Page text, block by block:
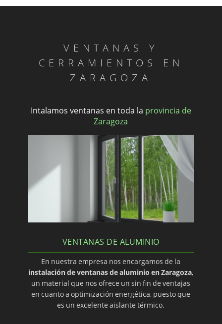
VENTANAS Y
CERRAMIENTOS EN
ZARAGOZA
Intalamos ventanas en toda la provincia de
Zaragoza
VENTANAS DE ALUMINIO
En nuestra empresa nos encargamos de la
instalación de ventanas de aluminio en Zaragoza,
un material que nos ofrece un sin fin de ventajas
en cuanto a optimización energética, puesto que
es un excelente aislante térmico.